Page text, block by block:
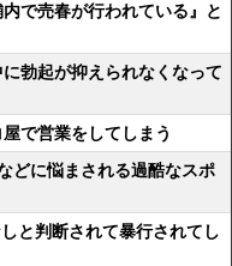
で売春が行われている』と
勃起が抑えられなくなって
で営業をしてしまう
どに悩まされる過酷なスポ
と判断されて暴行されてし